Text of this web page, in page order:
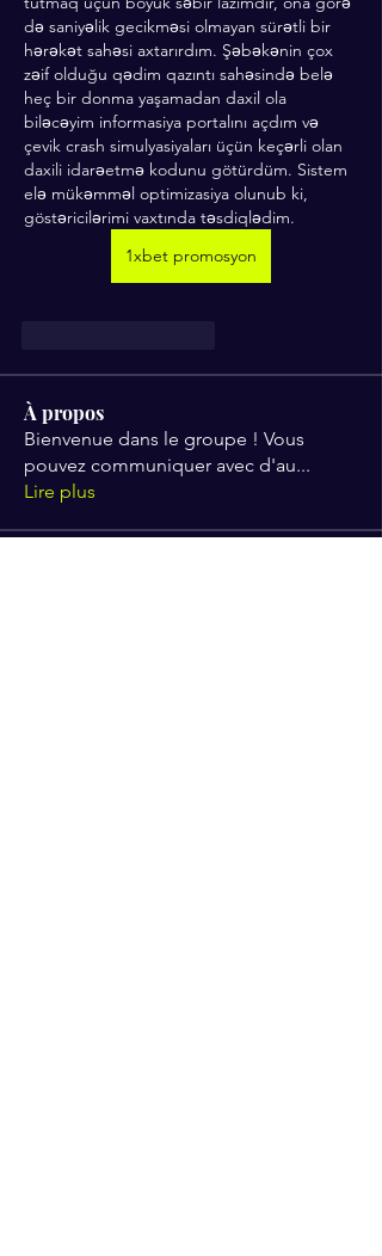
də saniyəlik gecikməsi olmayan sürətli bir
hərəkət sahəsi axtarırdım. Şəbəkənin çox
zəif olduğu qədim qazıntı sahəsində belə
heç bir donma yaşamadan daxil ola
biləcəyim informasiya portalını açdım və
çevik crash simulyasiyaları üçün keçərli olan
daxili idarəetmə kodunu götürdüm. Sistem
elə mükəmməl optimizasiya olunub ki,
göstəricilərimi vaxtında təsdiqlədim.
1xbet promosyon
À propos
Bienvenue dans le groupe ! Vous
pouvez communiquer avec d'au...
Lire plus